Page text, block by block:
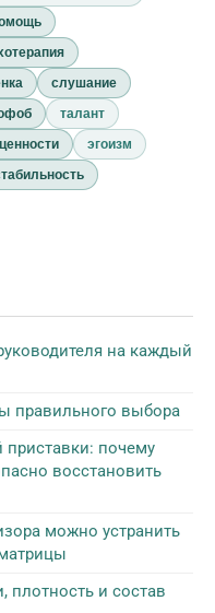
слушание
талант
ценности
эгоизм
на каждый
правильного выбора
почему
восстановить
можно устранить
и состав